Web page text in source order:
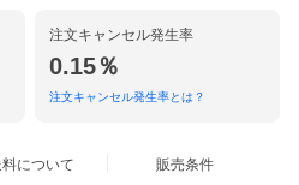
注文キャンセル発生率
0.15％
注文キャンセル発生率とは？
について 販売条件